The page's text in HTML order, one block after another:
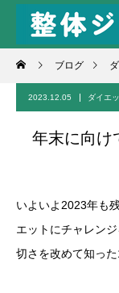
ブログ
2023.12.05 ダイエ
年末に向け
いよいよ2023年も
エットにチャレン
切さを改めて知った